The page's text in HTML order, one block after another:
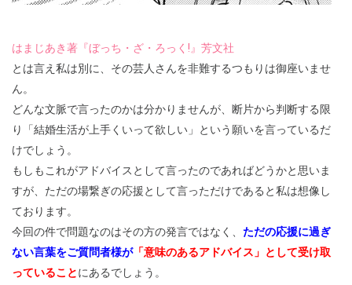
はまじあき著『ぼっち・ざ・ろっく!』芳文社
とは言え私は別に、その芸人さんを非難するつもりは御座いませ
ん。
どんな文脈で言ったのかは分かりませんが、断片から判断する限
り「結婚生活が上手くいって欲しい」という願いを言っているだ
けでしょう。
もしもこれがアドバイスとして言ったのであればどうかと思いま
すが、ただの場繋ぎの応援として言っただけであると私は想像し
ております。
今回の件で問題なのはその方の発言ではなく、 ただの応援に過ぎ
ない言葉をご質問者様が「意味のあるアドバイス」として受け取
っていることにあるでしょう。